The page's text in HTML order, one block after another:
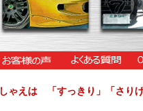
しゃえは 「すっきり」「さり